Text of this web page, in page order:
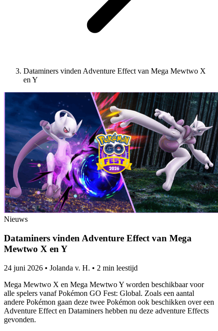
Dataminers vinden Adventure Effect van Mega Mewtwo X
en Y
Nieuws
Dataminers vinden Adventure Effect van Mega
Mewtwo X en Y
24 juni 2026 • Jolanda v. H. • 2 min leestijd
Mega Mewtwo X en Mega Mewtwo Y worden beschikbaar voor
alle spelers vanaf Pokémon GO Fest: Global. Zoals een aantal
andere Pokémon gaan deze twee Pokémon ook beschikken over een
Adventure Effect en Dataminers hebben nu deze adventure Effects
gevonden.